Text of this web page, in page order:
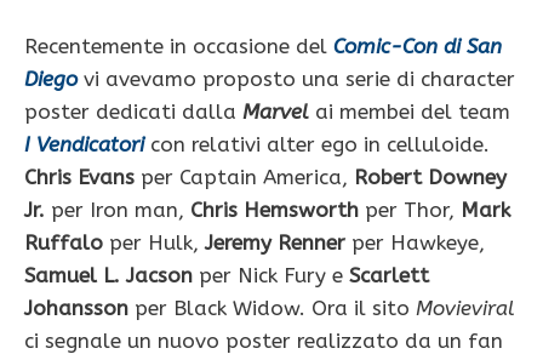
Recentemente in occasione del Comic-Con di San
Diegovi avevamo proposto una serie di character
poster dedicati dalla Marvel ai membei del team
I Vendicatori con relativi alter ego in celluloide.
Chris Evans per Captain America, Robert Downey
Jr. per Iron man, Chris Hemsworth per Thor, Mark
Ruffalo per Hulk,Jeremy Renner per Hawkeye,
Samuel L. Jacson per Nick Fury e Scarlett
Johansson per Black Widow. Ora il sito Movieviral
ci segnale un nuovo poster realizzato da un fan